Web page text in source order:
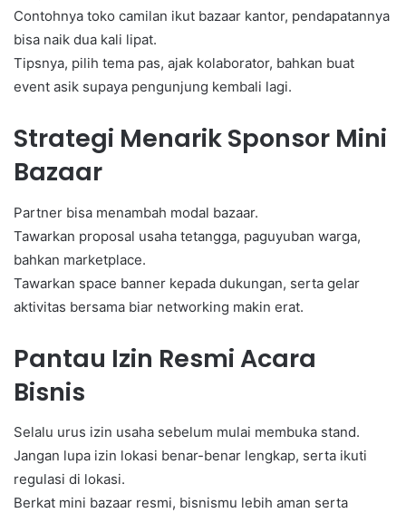
Contohnya toko camilan ikut bazaar kantor, pendapatannya
bisa naik dua kali lipat.
Tipsnya, pilih tema pas, ajak kolaborator, bahkan buat
event asik supaya pengunjung kembali lagi.
Strategi Menarik Sponsor Mini
Bazaar
Partner bisa menambah modal bazaar.
Tawarkan proposal usaha tetangga, paguyuban warga,
bahkan marketplace.
Tawarkan space banner kepada dukungan, serta gelar
aktivitas bersama biar networking makin erat.
Pantau Izin Resmi Acara
Bisnis
Selalu urus izin usaha sebelum mulai membuka stand.
Jangan lupa izin lokasi benar-benar lengkap, serta ikuti
regulasi di lokasi.
Berkat mini bazaar resmi, bisnismu lebih aman serta